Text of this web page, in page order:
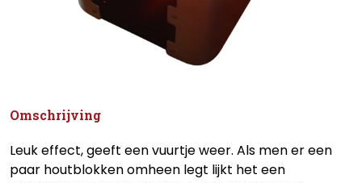
Omschrijving
Leuk effect, geeft een vuurtje weer. Als men er een
paar houtblokken omheen legt lijkt het een